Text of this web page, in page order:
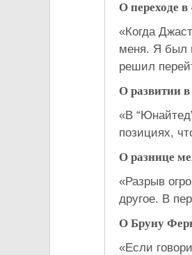
О переходе
«Когда
меня. Я был
решил
О развитии в
«В
позициях,
О разнице
«Разрыв
другое. В
О Бруну
«Если